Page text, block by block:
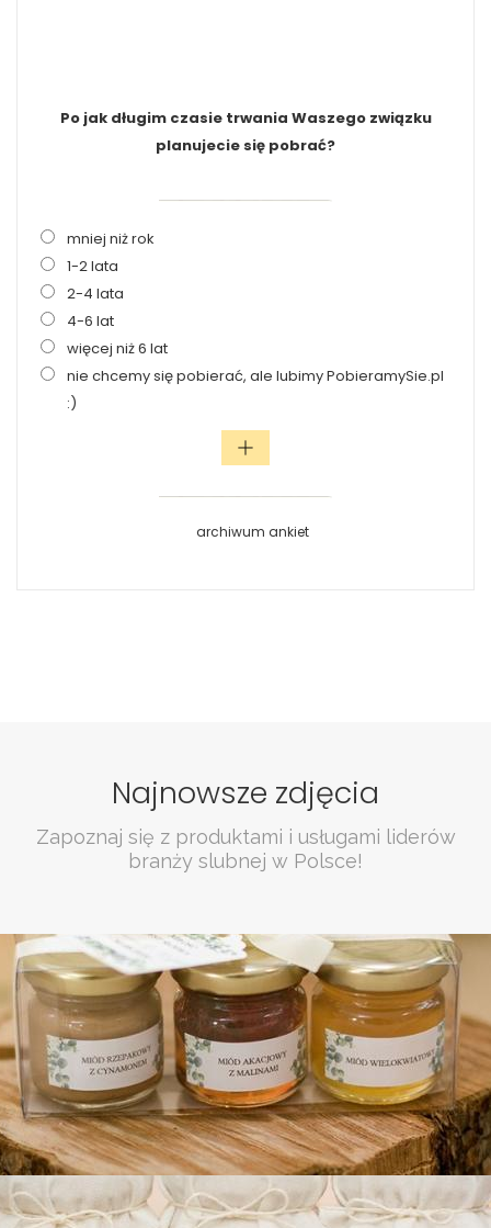
Po jak długim czasie trwania Waszego związku
planujecie się pobrać?
mniej niż rok
1-2 lata
2-4 lata
4-6 lat
więcej niż 6 lat
nie chcemy się pobierać, ale lubimy PobieramySie.pl
:)
archiwum ankiet
Najnowsze zdjęcia
Zapoznaj się z produktami i usługami liderów
branży slubnej w Polsce!